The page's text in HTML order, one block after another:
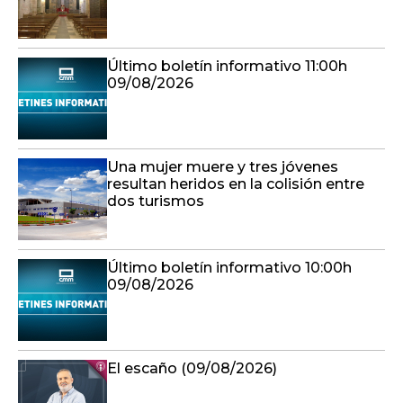
Último boletín informativo 11:00h
09/08/2026
Una mujer muere y tres jóvenes
resultan heridos en la colisión entre
dos turismos
Último boletín informativo 10:00h
09/08/2026
El escaño (09/08/2026)